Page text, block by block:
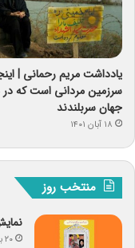
یادداشت مریم رحمانی |
سرزمین مردانی است که در
جهان سربلندند
۱۸ آبان ۱۴۰۱
منتخب روز
۲۰ بهمن ۱۴۰۳